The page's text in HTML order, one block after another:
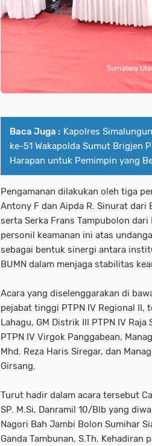
Baca Juga : Kapolres
ke-51 Wakapolda Sumut Brigjen
Harapan untuk Pemimpin yang
Pengamanan dilakukan oleh tiga
Antony F dan Aipda R. Sinurat dari
serta Serka Frans Tampubolon
personil keamanan ini atas
sebagai bentuk sinergi antara
BUMN dalam menjaga stabilitas
Acara yang diselenggarakan di
pejabat tinggi PTPN IV Regional II,
Lahagu, GM Distrik III PTPN IV
PTPN IV Virgok Panggabean,
Mhd. Reza Haris Siregar, dan
Girsang.
Turut hadir dalam acara tersebut
SP. M.Si, Danramil 10/Blb yang
Nagori Bah Jambi Bolon Sumihar
Ganda Tambunan, S.Th.